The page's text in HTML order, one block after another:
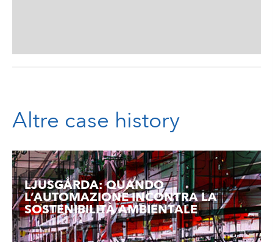
Altre case history
LJUSGÅRDA: QUANDO
L’AUTOMAZIONE INCONTRA LA
SOSTENIBILITÀ AMBIENTALE